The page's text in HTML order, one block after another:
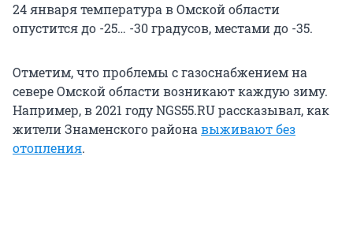
24 января температура в Омской области
опустится до -25… -30 градусов, местами до -35.
Отметим, что проблемы с газоснабжением на
севере Омской области возникают каждую зиму.
Например, в 2021 году NGS55.RU рассказывал, как
жители Знаменского районавыживают без
отопления.